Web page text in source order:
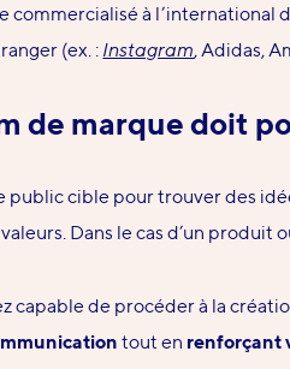
commercialisé à l’international
(ex. : Instagram, Adidas,
de marque doit
public cible pour trouver des
Dans le cas d’un
capable de procéder à la
tout en renforçant